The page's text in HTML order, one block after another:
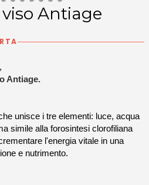
Antiage
Antiage.
unisce i tre elementi: luce, acqua
simile alla forosintesi clorofiliana
l'energia vitale in una
e nutrimento.